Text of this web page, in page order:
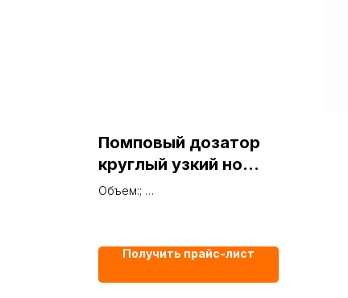
Помповый дозатор
круглый узкий нос
выкруч 24/410
Объем:;
Материал - ПЭТ;
Получить прайс-лист